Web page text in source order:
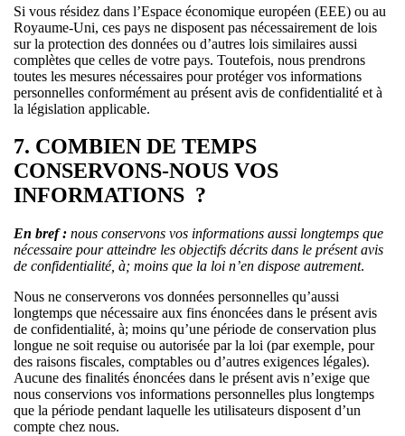
Si vous résidez dans l’Espace économique européen (EEE) ou au
Royaume-Uni, ces pays ne disposent pas nécessairement de lois
sur la protection des données ou d’autres lois similaires aussi
complètes que celles de votre pays. Toutefois, nous prendrons
toutes les mesures nécessaires pour protéger vos informations
personnelles conformément au présent avis de confidentialité et à
la législation applicable.
7. COMBIEN DE TEMPS
CONSERVONS-NOUS VOS
INFORMATIONS ?
En bref : nous conservons vos informations aussi longtemps que
nécessaire pour atteindre les objectifs décrits dans le présent avis
de confidentialité, à; moins que la loi n’en dispose autrement.
Nous ne conserverons vos données personnelles qu’aussi
longtemps que nécessaire aux fins énoncées dans le présent avis
de confidentialité, à; moins qu’une période de conservation plus
longue ne soit requise ou autorisée par la loi (par exemple, pour
des raisons fiscales, comptables ou d’autres exigences légales).
Aucune des finalités énoncées dans le présent avis n’exige que
nous conservions vos informations personnelles plus longtemps
que la période pendant laquelle les utilisateurs disposent d’un
compte chez nous.